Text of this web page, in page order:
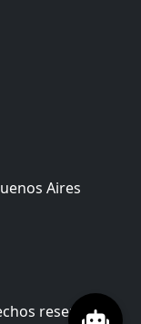
Aires
reservados.